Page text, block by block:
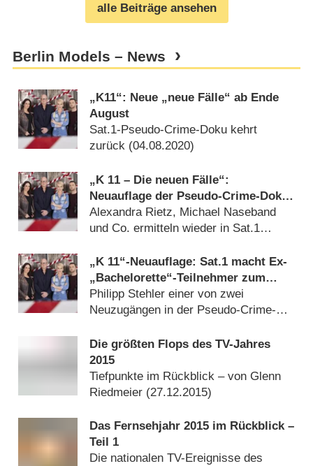
alle Beiträge ansehen
Berlin Models – News
„K11“: Neue „neue Fälle“ ab Ende
August
Sat.1-Pseudo-Crime-Doku kehrt
zurück (04.08.2020)
„K 11 – Die neuen Fälle“:
Neuauflage der Pseudo-Crime-Doku
läuft ab Mitte Mai
Alexandra Rietz, Michael Naseband
und Co. ermitteln wieder in Sat.1
„K 11“-Neuauflage: Sat.1 macht Ex-
„Bachelorette“-Teilnehmer zum
Kommissar
Philipp Stehler einer von zwei
Neuzugängen in der Pseudo-Crime-
Die größten Flops des TV-Jahres
2015
Tiefpunkte im Rückblick – von Glenn
Riedmeier (27.12.2015)
Das Fernsehjahr 2015 im Rückblick –
Teil 1
Die nationalen TV-Ereignisse des